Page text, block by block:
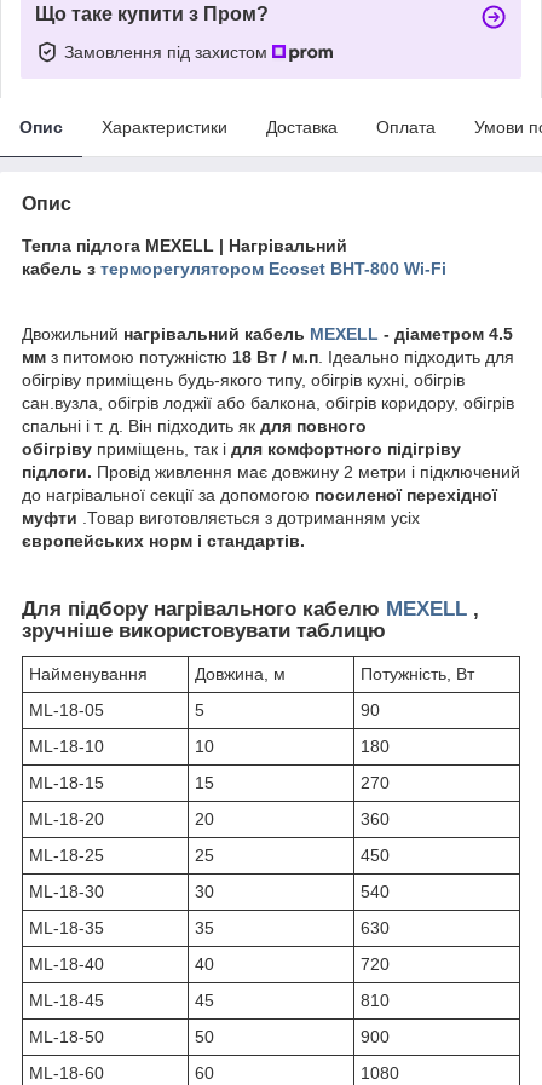
Що таке купити з Пром?
Замовлення під захистом
Опис Характеристики Доставка Оплата Умови
Опис
Тепла підлога MEXELL | Нагрівальний
кабель з терморегулятором Ecoset BHT-800 Wi-Fi
Двожильний нагрівальний кабель MEXELL - діаметром 4.5
мм з питомою потужністю 18 Вт / м.п . Ідеально підходить для
обігріву приміщень будь-якого типу, обігрів кухні, обігрів
сан.вузла, обігрів лоджії або балкона, обігрів коридору, обігрів
спальні і т. д. Він підходить як для повного
обігріву приміщень, так і для комфортного підігріву
підлоги. Провід живлення має довжину 2 метри і підключений
до нагрівальної секції за допомогою посиленої перехідної
муфти .Товар виготовляється з дотриманням усіх
європейських норм і стандартів.
Для підбору нагрівального кабелю MEXELL ,
зручніше використовувати таблицю
Найменування Довжина, м
Потужність, Вт
ML-18-05
5
90
ML-18-10
10
180
ML-18-15
15
270
ML-18-20
20
360
ML-18-25
25
450
ML-18-30
30
540
ML-18-35
35
630
ML-18-40
40
720
ML-18-45
45
810
ML-18-50
50
900
ML-18-60
60
1080